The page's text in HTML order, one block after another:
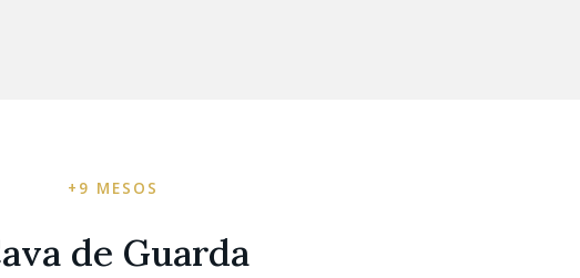
+9 MESOS
de Guarda